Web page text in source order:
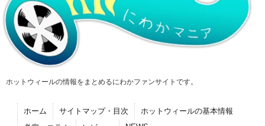
ホットウィールの情報をまとめるにわかファンサイトです。
ホーム サイトマップ・目次
ホットウィールの基本情報